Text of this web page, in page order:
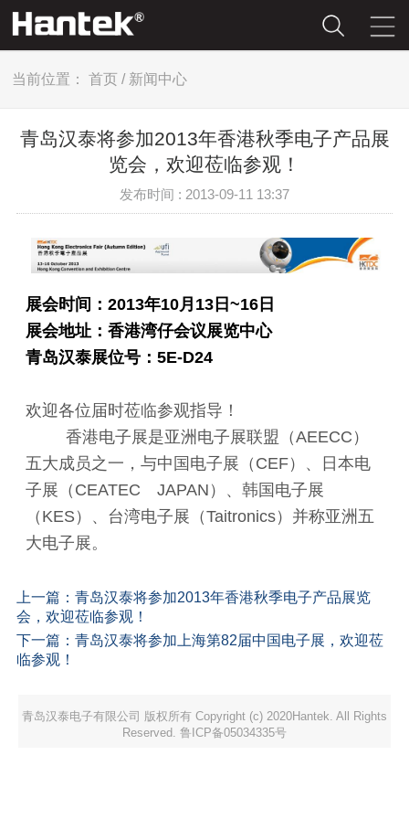
当前位置： 首页 / 新闻中心
青岛汉泰将参加2013年香港秋季电子产品展
览会，欢迎莅临参观！
发布时间 : 2013-09-11 13:37
展会时间：2013年10月13日~16日
展会地址：香港湾仔会议展览中心
青岛汉泰展位号：5E-D24
欢迎各位届时莅临参观指导！
香港电子展是亚洲电子展联盟（AEECC）
五大成员之一，与中国电子展（CEF）、日本电
子展（CEATEC JAPAN）、韩国电子展
（KES）、台湾电子展（Taitronics）并称亚洲五
大电子展。
上一篇：青岛汉泰将参加2013年香港秋季电子产品展览
会，欢迎莅临参观！
下一篇：青岛汉泰将参加上海第82届中国电子展，欢迎莅
临参观！
青岛汉泰电子有限公司 版权所有 Copyright (c) 2020Hantek. All Rights
Reserved. 鲁ICP备05034335号